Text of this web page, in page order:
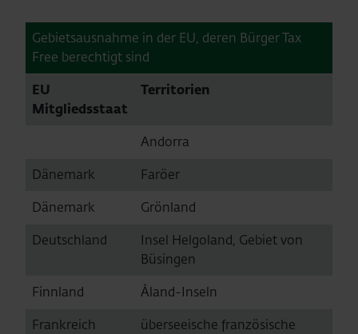
Gebietsausnahme in der EU, deren Bürger Tax
Free berechtigt sind
EU
Mitgliedsstaat
Territorien
Andorra
Dänemark
Faröer
Dänemark
Grönland
Deutschland
Insel Helgoland, Gebiet von
Büsingen
Finnland
Åland-Inseln
Frankreich
überseeische französische